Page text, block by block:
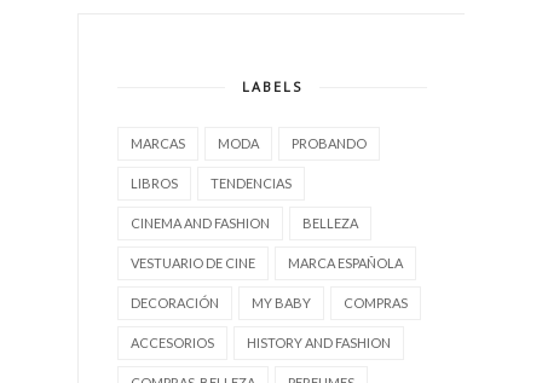
LABELS
MARCAS MODA PROBANDO
LIBROS TENDENCIAS
CINEMA AND FASHION BELLEZA
VESTUARIO DE CINE MARCA ESPAÑOLA
DECORACIÓN MY BABY COMPRAS
ACCESORIOS HISTORY AND FASHION